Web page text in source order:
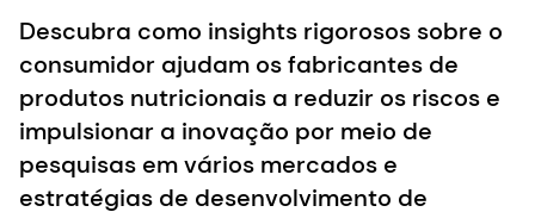
Descubra como insights rigorosos sobre o
consumidor ajudam os fabricantes de
produtos nutricionais a reduzir os riscos e
impulsionar a inovação por meio de
pesquisas em vários mercados e
estratégias de desenvolvimento de